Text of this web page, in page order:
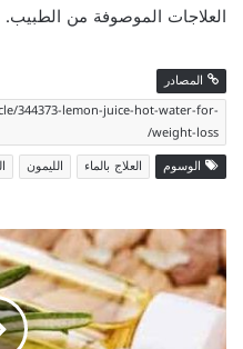
العلاجات الموصوفة من الطبيب.
المصادر
344373-lemon-juice-hot-water-for-
weight-loss/
الوسوم
العلاج بالماء الليمون
ز
ي
و
ت
ط